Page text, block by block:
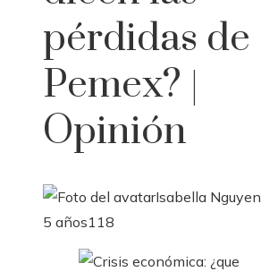
pérdidas de
Pemex? |
Opinión
Isabella Nguyen
5 años118